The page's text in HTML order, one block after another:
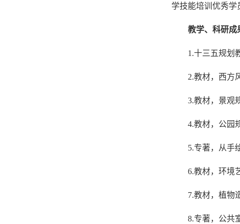
学技能培训优秀学
教学、科研成
1.十三五规划
2.教材，西方
3.教材，景观
4.教材，公园
5.专著，从手
6.教材，环境
7.教材，植物
8.专著，公共